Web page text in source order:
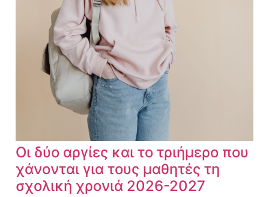
Οι δύο αργίες και το τριήμερο που
χάνονται για τους μαθητές τη
σχολική χρονιά 2026-2027